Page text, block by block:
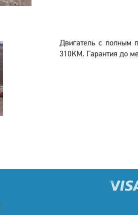
Двигатель с полным
310KM. Гарантия до